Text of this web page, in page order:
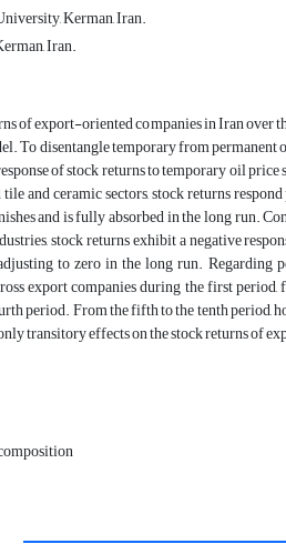
Kerman, Iran.
Iran.
of export-oriented companies in Iran over
To disentangle temporary from permanent
of stock returns to temporary oil price
and ceramic sectors, stock returns
and is fully absorbed in the long run.
stock returns exhibit a negative
to zero in the long run. Regarding
export companies during the first
period. From the fifth to the tenth period,
transitory effects on the stock returns of